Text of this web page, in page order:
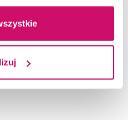
w zakładce